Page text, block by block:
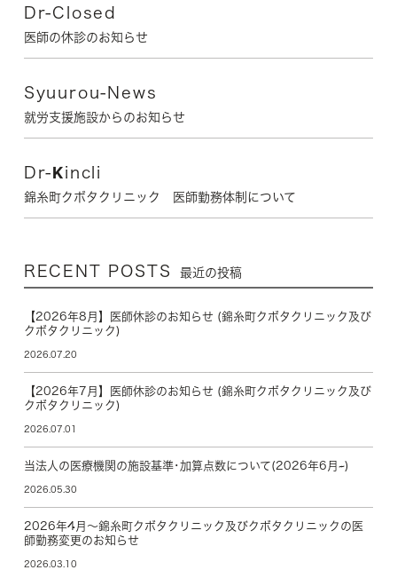
Dr-Closed
医師の休診のお知らせ
Syuurou-News
就労支援施設からのお知らせ
Dr-Kincli
錦糸町クボタクリニック 医師勤務体制について
RECENT POSTS 最近の投稿
【2026年8月】医師休診のお知らせ (錦糸町クボタクリニック及び
クボタクリニック)
2026.07.20
【2026年7月】医師休診のお知らせ (錦糸町クボタクリニック及び
クボタクリニック)
2026.07.01
当法人の医療機関の施設基準･加算点数について(2026年6月~)
2026.05.30
2026年4月～錦糸町クボタクリニック及びクボタクリニックの医
師勤務変更のお知らせ
2026.03.10